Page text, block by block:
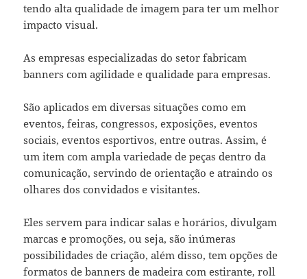
tendo alta qualidade de imagem para ter um melhor
impacto visual.
As empresas especializadas do setor fabricam
banners com agilidade e qualidade para empresas.
São aplicados em diversas situações como em
eventos, feiras, congressos, exposições, eventos
sociais, eventos esportivos, entre outras. Assim, é
um item com ampla variedade de peças dentro da
comunicação, servindo de orientação e atraindo os
olhares dos convidados e visitantes.
Eles servem para indicar salas e horários, divulgam
marcas e promoções, ou seja, são inúmeras
possibilidades de criação, além disso, tem opções de
formatos de banners de madeira com estirante, roll